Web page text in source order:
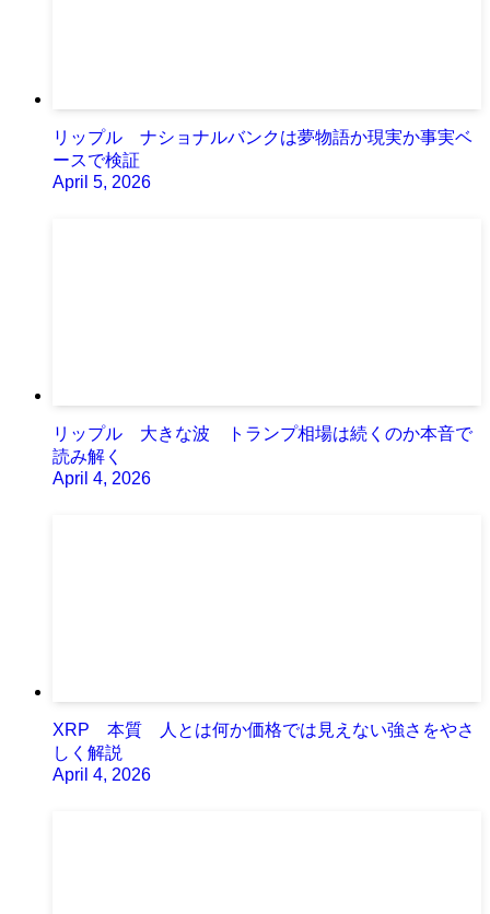
リップル ナショナルバンクは夢物語か現実か事実ベ
ースで検証
April 5, 2026
リップル 大きな波 トランプ相場は続くのか本音で
読み解く
April 4, 2026
XRP 本質 人とは何か価格では見えない強さをやさ
しく解説
April 4, 2026